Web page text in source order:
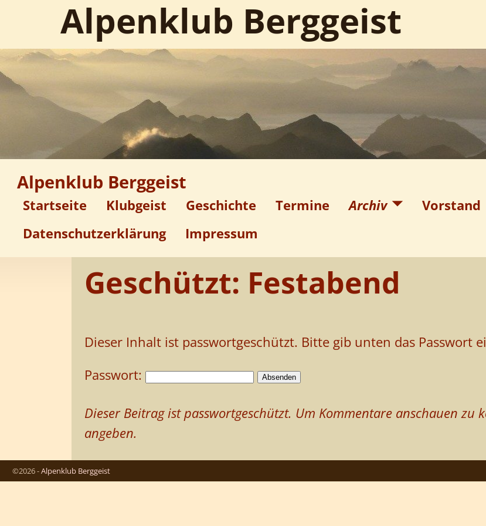
Alpenklub Berggeist
Alpenklub Berggeist
Startseite Klubgeist Geschichte Termine Archiv Vorstand
Datenschutzerklärung
Impressum
Geschützt: Festabend
Dieser Inhalt ist passwortgeschützt. Bitte gib unten das Passwort
Passwort:
Dieser Beitrag ist passwortgeschützt. Um Kommentare anschauen zu
angeben.
©2026 -Alpenklub Berggeist